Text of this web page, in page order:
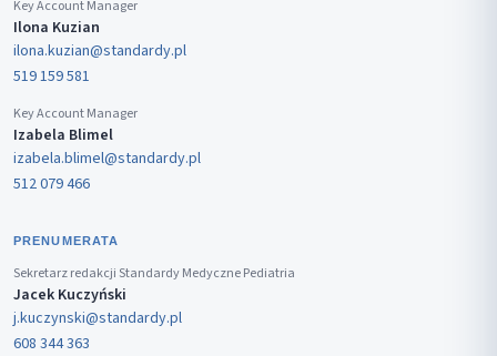
Key Account Manager
Ilona Kuzian
ilona.kuzian@standardy.pl
519 159 581
Key Account Manager
Izabela Blimel
izabela.blimel@standardy.pl
512 079 466
PRENUMERATA
Sekretarz redakcji Standardy Medyczne Pediatria
Jacek Kuczyński
j.kuczynski@standardy.pl
608 344 363